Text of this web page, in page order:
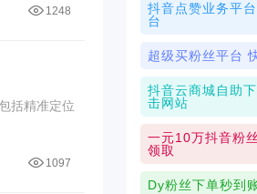
1248
括精准定位
1097
抖音点赞业务平
台
超级买粉丝平台
抖音云商城自助
击网站
一元10万抖音粉
领取
Dy粉丝下单秒到